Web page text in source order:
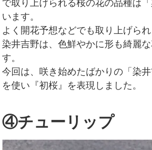
で取り上げられる桜の花の品種は
います。
よく開花予想などでも取り上げられ
染井吉野は、色鮮やかに形も綺麗
す。
今回は、咲き始めたばかりの「染
を使い『初桜』を表現しました。
④チューリップ